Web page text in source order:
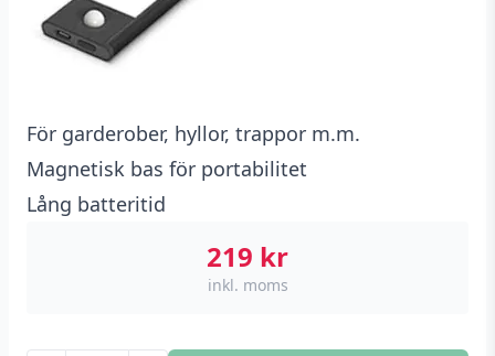
För garderober, hyllor, trappor m.m.
Magnetisk bas för portabilitet
Lång batteritid
219 kr
inkl. moms